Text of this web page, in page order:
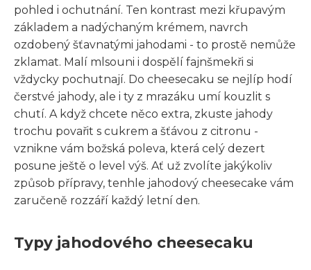
pohled i ochutnání. Ten kontrast mezi křupavým
základem a nadýchaným krémem, navrch
ozdobený šťavnatými jahodami - to prostě nemůže
zklamat. Malí mlsouni i dospělí fajnšmekři si
vždycky pochutnají. Do cheesecaku se nejlíp hodí
čerstvé jahody, ale i ty z mrazáku umí kouzlit s
chutí. A když chcete něco extra, zkuste jahody
trochu povařit s cukrem a šťávou z citronu -
vznikne vám božská poleva, která celý dezert
posune ještě o level výš. Ať už zvolíte jakýkoliv
způsob přípravy, tenhle jahodový cheesecake vám
zaručeně rozzáří každý letní den.
Typy jahodového cheesecaku